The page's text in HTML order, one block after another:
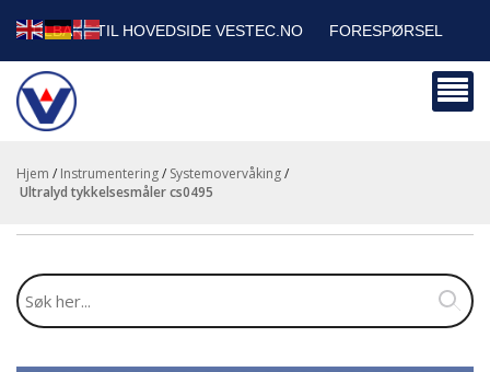
TILBAKE TIL HOVEDSIDE VESTEC.NO FORESPØRSEL
HANDLEVOGN
BEDRIFTSKUNDER
Hjem / Instrumentering/ Systemovervåking/
ultralyd tykkelsesmåler cs0495